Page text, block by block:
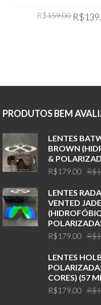
R$159.00 R$
PRODUTOS BEM
LENTES
BROWN
&
R$
R$179.00
LENTES
VENTED JADE
R$
R$179.00
LENTES
CORES) (57
R$
R$179.00